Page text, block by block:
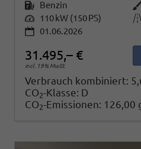
Kraftstoff Benzin
Leistung 110 kW (150 PS)
01.06.2026
31.495,– €
incl. 19% MwSt.
Verbrauch kombiniert:
CO2-Klasse: D
CO2-Emissionen: 126,00